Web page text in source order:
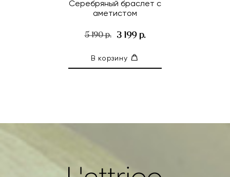
Серебряный браслет с
аметистом
5 190 р. 3 199 р.
В корзину